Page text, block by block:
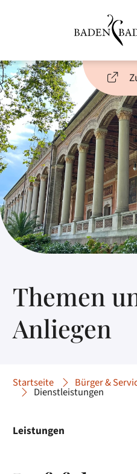
Themen
Anliegen
Startseite Bürger &
Dienstleistungen
Leistungen